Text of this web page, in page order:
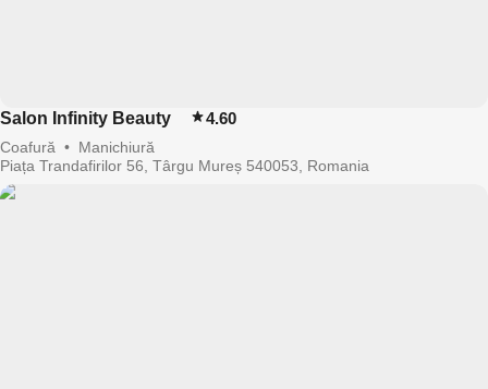
Salon Infinity Beauty 4.60
Coafură • Manichiură
Piața Trandafirilor 56, Târgu Mureș 540053, Romania